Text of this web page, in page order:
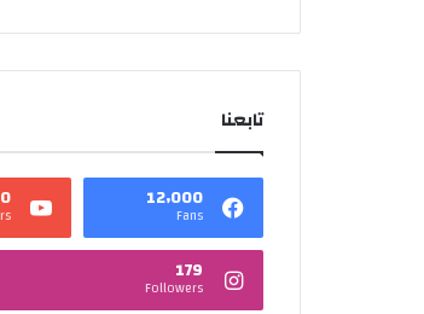
تابعنا
12٬000
Fans
0
179
Followers